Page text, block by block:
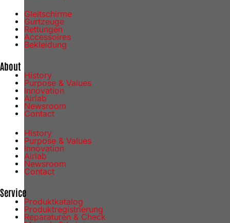
Gleitschirme
Gurtzeuge
Rettungen
Accessoires
Bekleidung
About
History
Purpose & Values
Innovation
Airlab
Newsroom
Contact
History
Purpose & Values
Innovation
Airlab
Newsroom
Contact
Service
Produktkatalog
Produktregistrierung
Reparaturen & Check